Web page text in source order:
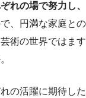
れの場で努力し、
、円満な家庭との
術の世界ではます
の活躍に期待した